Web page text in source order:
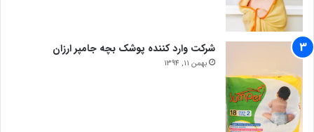
شرکت وارد کننده پوشک بچه جامپر ارزان
بهمن 11, 1394